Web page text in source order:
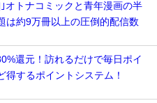
オトナコミックと青年漫画の半
は約9万冊以上の圧倒的配信数
還元！訪れるだけで毎日ポイ
得するポイントシステム！